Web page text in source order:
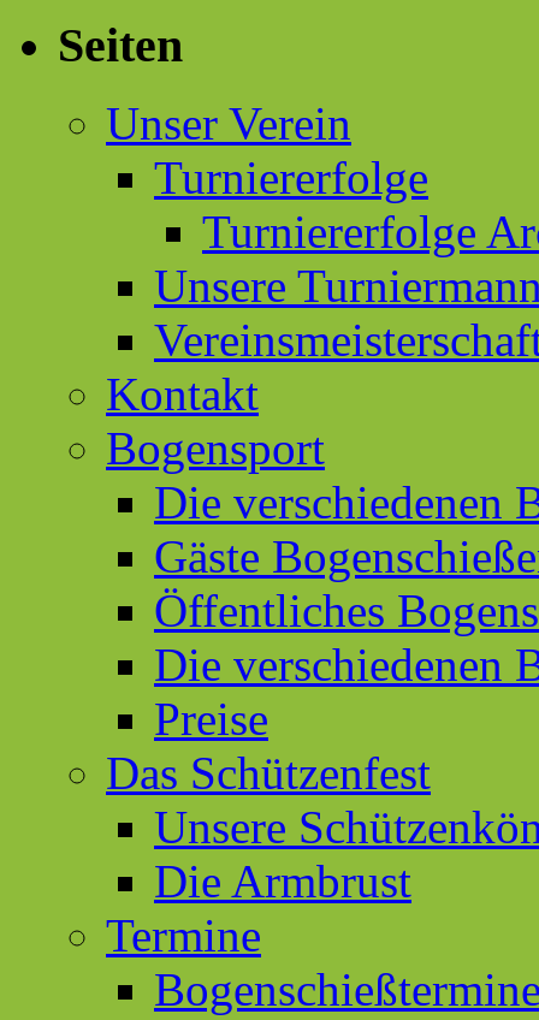
Seiten
Unser Verein
Turniererfolge
Turniererfolge
Unsere
Kontakt
Bogensport
Die verschiedenen
Gäste
Öffentliches
Die verschiedenen
Preise
Das Schützenfest
Unsere
Die Armbrust
Termine